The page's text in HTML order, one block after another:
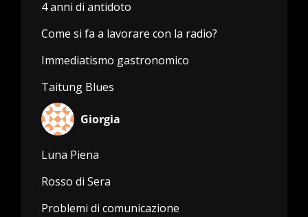
4 anni di antidoto
Come si fa a lavorare con la radio?
Immediatismo gastronomico
Taitung Blues
Giorgia
Luna Piena
Rosso di Sera
Problemi di comunicazione